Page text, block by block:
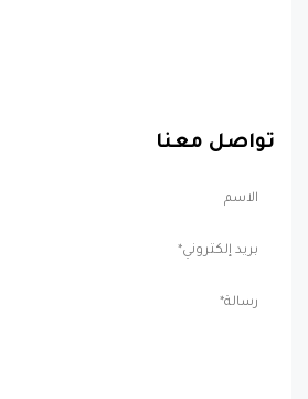
تواصل معنا